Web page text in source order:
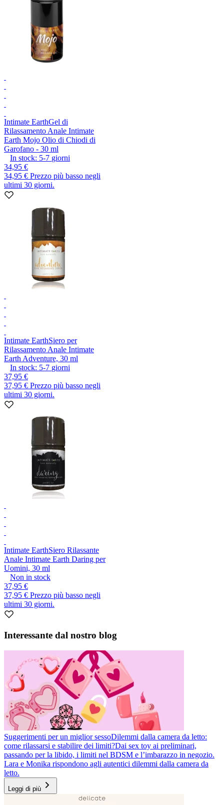
Intimate EarthGel di
Rilassamento Anale Intimate
Earth Mojo Olio di Chiodi di
Garofano - 30 ml
In stock: 5-7 giorni
34,95 €
34,95 € Prezzo più basso negli
ultimi 30 giorni.
Intimate EarthSiero per
Rilassamento Anale Intimate
Earth Adventure, 30 ml
In stock: 5-7 giorni
37,95 €
37,95 € Prezzo più basso negli
ultimi 30 giorni.
Intimate EarthSiero Rilassante
Anale Intimate Earth Daring per
Uomini, 30 ml
Non in stock
37,95 €
37,95 € Prezzo più basso negli
ultimi 30 giorni.
Interessante dal nostro blog
Suggerimenti per un miglior sessoDilemmi dalla camera da letto:
come rilassarsi e stabilire dei limiti?Dai sex toy ai preliminari,
passando per la libido, i limiti nel BDSM e l’imbarazzo in negozio.
Lara e Monika rispondono agli autentici dilemmi dalla camera da
letto.
Leggi di più